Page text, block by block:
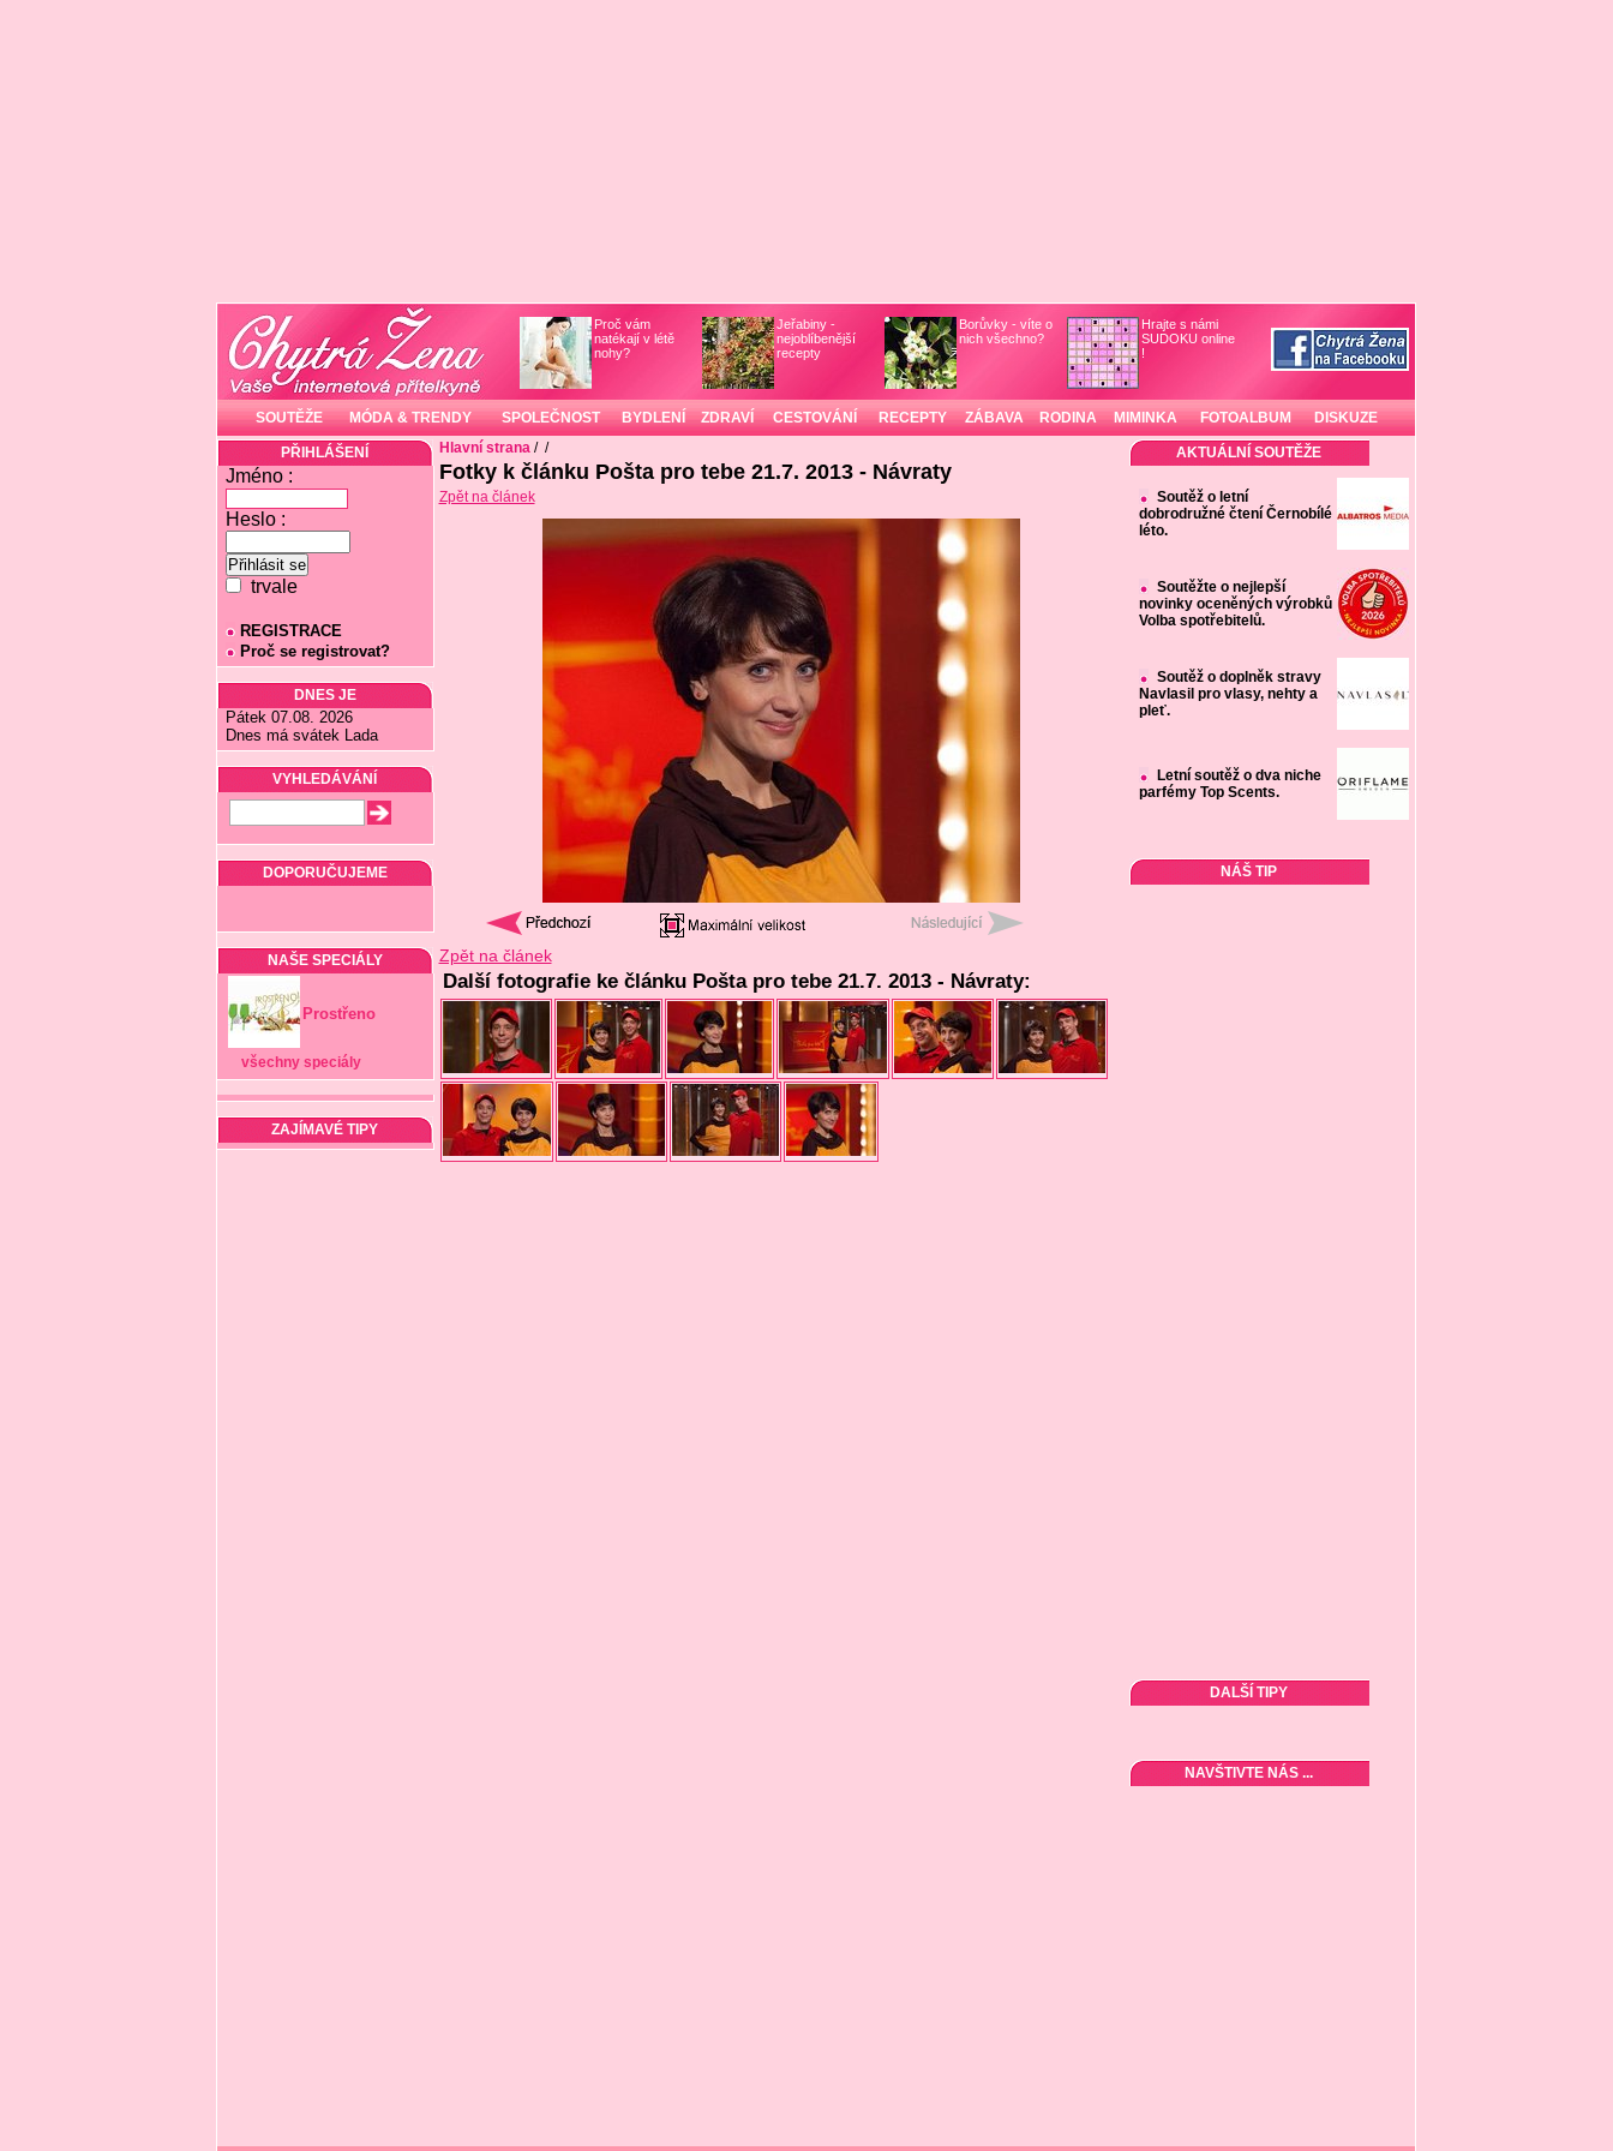
Proč vám
natékají v létě
nohy?
Jeřabiny -
nejoblíbenější
recepty
Borůvky - víte o
nich všechno?
Hrajte s námi
SUDOKU online
!
SOUTĚŽE MÓDA & TRENDY SPOLEČNOST BYDLENÍ ZDRAVÍ CESTOVÁNÍ RECEPTY ZÁBAVA RODINA MIMINKA FOTOALBUM DISKUZE
PŘIHLÁŠENÍ
Jméno :
Heslo :
trvale
REGISTRACE
Proč se registrovat?
DNES JE
Pátek 07.08. 2026
Dnes má svátek Lada
VYHLEDÁVÁNÍ
DOPORUČUJEME
NAŠE SPECIÁLY
Prostřeno
všechny speciály
ZAJÍMAVÉ TIPY
Hlavní strana/ /
Fotky k článku Pošta pro tebe 21.7. 2013 - Návraty
Zpět na článek
Zpět na článek
Další fotografie ke článku Pošta pro tebe 21.7. 2013 - Návraty:
AKTUÁLNÍ SOUTĚŽE
Soutěž o letní
dobrodružné čtení Černobílé
léto.
Soutěžte o nejlepší
novinky oceněných výrobků
Volba spotřebitelů.
Soutěž o doplněk stravy
Navlasil pro vlasy, nehty a
pleť.
Letní soutěž o dva niche
parfémy Top Scents.
NÁŠ TIP
DALŠÍ TIPY
NAVŠTIVTE NÁS ...